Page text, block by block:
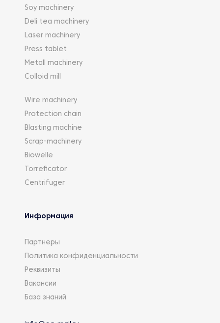
Soy machinery
Deli tea machinery
Laser machinery
Press tablet
Metall machinery
Colloid mill
Wire machinery
Protection chain
Blasting machine
Scrap-machinery
Biowelle
Torreficator
Centrifuger
Информация
Партнеры
Политика конфиденциальности
Реквизиты
Вакансии
База знаний